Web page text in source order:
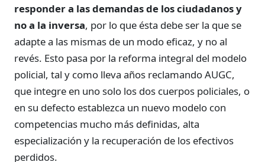
responder a las demandas de los ciudadanos y
no a la inversa, por lo que ésta debe ser la que se
adapte a las mismas de un modo eficaz, y no al
revés. Esto pasa por la reforma integral del modelo
policial, tal y como lleva años reclamando AUGC,
que integre en uno solo los dos cuerpos policiales, o
en su defecto establezca un nuevo modelo con
competencias mucho más definidas, alta
especialización y la recuperación de los efectivos
perdidos.